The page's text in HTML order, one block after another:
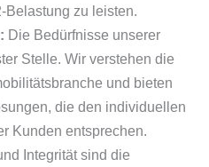
Belastung zu leisten.
Die Bedürfnisse unserer
Stelle. Wir verstehen die
und bieten
die den individuellen
Kunden entsprechen.
Integrität sind die